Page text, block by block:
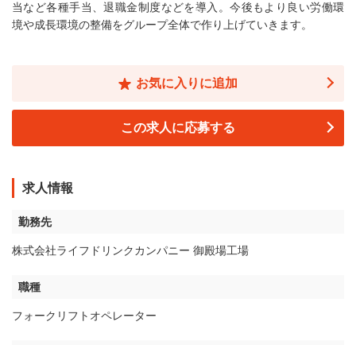
当など各種手当、退職金制度などを導入。今後もより良い労働環
境や成長環境の整備をグループ全体で作り上げていきます。
お気に入りに追加
この求人に応募する
求人情報
勤務先
株式会社ライフドリンクカンパニー 御殿場工場
職種
フォークリフトオペレーター